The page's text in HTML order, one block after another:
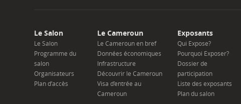
Le Salon
Le Salon
Programme du
salon
Organisateurs
Plan d’accès
Le Cameroun
Le Cameroun en bref
Données économiques
Infrastructure
Découvrir le Cameroun
Visa d’entrée au
Cameroun
Exposants
Qui Expose?
Pourquoi Exposer?
Dossier de
participation
Liste des exposants
Plan du salon